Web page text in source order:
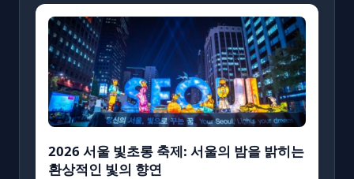
2026 서울 빛초롱 축제: 서울의 밤을 밝히는
환상적인 빛의 향연